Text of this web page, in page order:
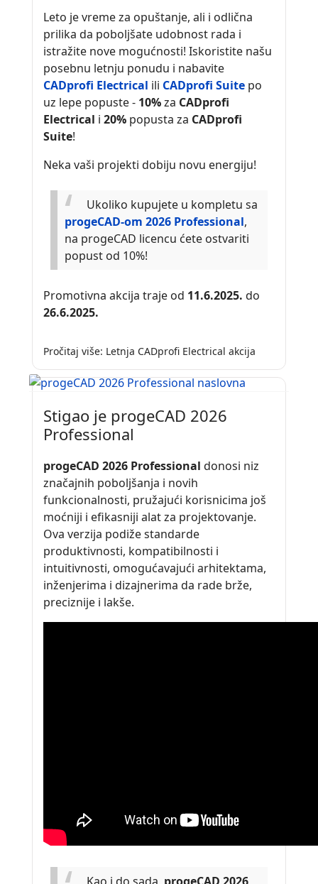
Leto je vreme za opuštanje, ali i odlična
prilika da poboljšate udobnost rada i
istražite nove mogućnosti! Iskoristite našu
posebnu letnju ponudu i nabavite
CADprofi Electrical ili CADprofi Suite po
uz lepe popuste - 10%za CADprofi
Electrical i 20% popusta za CADprofi
Suite!
Neka vaši projekti dobiju novu energiju!
Ukoliko kupujete u kompletu sa
progeCAD-om 2026 Professional,
na progeCAD licencu ćete ostvariti
popust od 10%!
Promotivna akcija traje od 11.6.2025. do
26.6.2025.
Pročitaj više: Letnja CADprofi Electrical akcija
Stigao je progeCAD 2026
Professional
progeCAD 2026 Professional donosi niz
značajnih poboljšanja i novih
funkcionalnosti, pružajući korisnicima još
moćniji i efikasniji alat za projektovanje.
Ova verzija podiže standarde
produktivnosti, kompatibilnosti i
intuitivnosti, omogućavajući arhitektama,
inženjerima i dizajnerima da rade brže,
preciznije i lakše.